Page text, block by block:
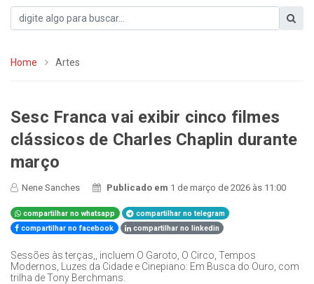
Home Artes
Sesc Franca vai exibir cinco filmes
clássicos de Charles Chaplin durante
março
Nene Sanches Publicado em 1 de março de 2026 às 11:00
compartilhar no whatsapp
compartilhar no telegram
compartilhar no facebook
compartilhar no linkedin
Sessões às terças,, incluem O Garoto, O Circo, Tempos
Modernos, Luzes da Cidade e Cinepiano: Em Busca do Ouro, com
trilha de Tony Berchmans.